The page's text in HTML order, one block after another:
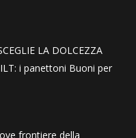
LA DOLCEZZA
i panettoni Buoni per
frontiere della